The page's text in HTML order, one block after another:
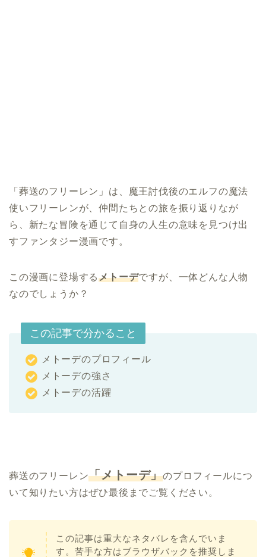
「葬送のフリーレン」は、魔王討伐後のエルフの魔法
使いフリーレンが、仲間たちとの旅を振り返りなが
ら、新たな冒険を通じて自身の人生の意味を見つけ出
すファンタジー漫画です。
この漫画に登場するメトーデですが、一体どんな人物
なのでしょうか？
この記事で分かること
メトーデのプロフィール
メトーデの強さ
メトーデの活躍
葬送のフリーレン「メトーデ」のプロフィールにつ
いて知りたい方はぜひ最後までご覧ください。
この記事は重大なネタバレを含んでいま
す。苦手な方はブラウザバックを推奨しま